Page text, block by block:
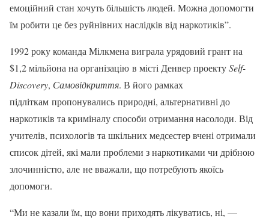
емоційний стан хочуть більшість людей. Можна допомогти
їм робити це без руйнівних наслідків від наркотиків”.
1992 року команда Мілкмена виграла урядовий грант на
$1,2 мільйона на організацію в місті Денвер проектуSelf-
Discovery, Самовідкриття. В його рамках
підліткам пропонувались природні, альтернативні до
наркотиків та криміналу способи отримання насолоди. Від
учителів, психологів та шкільних медсестер вчені отримали
список дітей, які мали проблеми з наркотиками чи дрібною
злочинністю, але не вважали, що потребують якоїсь
допомоги.
“Ми не казали їм, що вони приходять лікуватись, ні, —